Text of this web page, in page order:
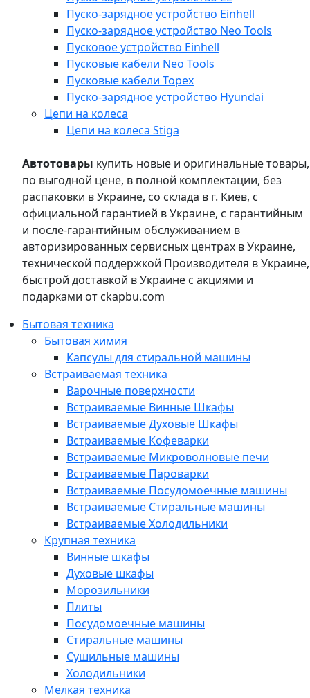
Пуско-зарядное устройство Einhell
Пуско-зарядное устройство Neo Tools
Пусковое устройство Einhell
Пусковые кабели Neo Tools
Пусковые кабели Topex
Пуско-зарядное устройство Hyundai
Цепи на колеса
Цепи на колеса Stiga
Автотовары купить новые и оригинальные товары,
по выгодной цене, в полной комплектации, без
распаковки в Украине, со склада в г. Киев, с
официальной гарантией в Украине, с гарантийным
и после-гарантийным обслуживанием в
авторизированных сервисных центрах в Украине,
технической поддержкой Производителя в Украине,
быстрой доставкой в Украине с акциями и
подарками от ckapbu.com
Бытовая техника
Бытовая химия
Капсулы для стиральной машины
Встраиваемая техника
Варочные поверхности
Встраиваемые Винные Шкафы
Встраиваемые Духовые Шкафы
Встраиваемые Кофеварки
Встраиваемые Микроволновые печи
Встраиваемые Пароварки
Встраиваемые Посудомоечные машины
Встраиваемые Стиральные машины
Встраиваемые Холодильники
Крупная техника
Винные шкафы
Духовые шкафы
Морозильники
Плиты
Посудомоечные машины
Стиральные машины
Сушильные машины
Холодильники
Мелкая техника